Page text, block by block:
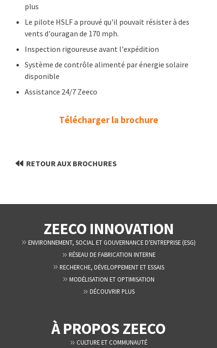
plus
Le pilote HSLF a prouvé qu'il pouvait résister à des
vents d'ouragan de 170 mph.
Inspection rigoureuse avant l'expédition
Système de contrôle alimenté par énergie solaire
disponible
Assistance 24/7 Zeeco
Télécharger la brochure
RETOUR AUX BROCHURES
ZEECO INNOVATION
ENVIRONNEMENT, SOCIAL ET GOUVERNANCE D'ENTREPRISE (ESG)
RÉSEAU DE FABRICATION INTERNE
RECHERCHE, DÉVELOPPEMENT ET ESSAIS
MODÉLISATION ET OPTIMISATION
DÉCOUVRIR PLUS
À PROPOS ZEECO
CULTURE ET COMMUNAUTÉ